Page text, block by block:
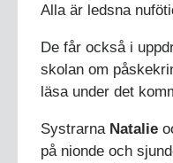
Alla är ledsna
De får också i
skolan om
läsa under det
Systrarna Natalie
på nionde och